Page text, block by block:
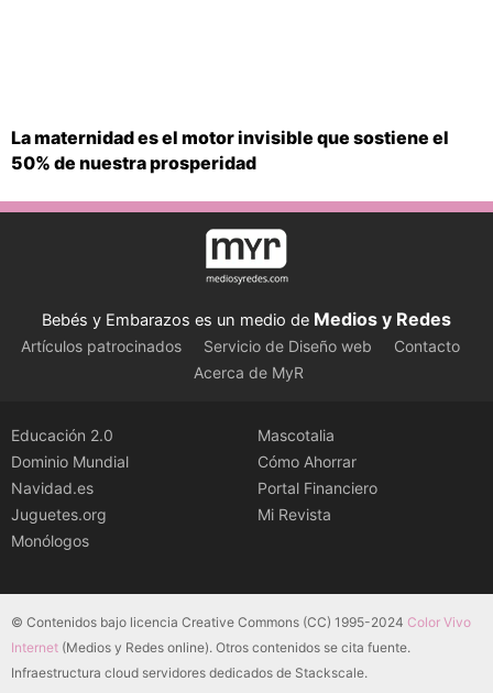
La maternidad es el motor invisible que sostiene el
50% de nuestra prosperidad
Bebés y Embarazos es un medio de Medios y Redes
Artículos patrocinados Servicio de Diseño web
Contacto
Acerca de MyR
Educación 2.0
Dominio Mundial
Navidad.es
Juguetes.org
Monólogos
Mascotalia
Cómo Ahorrar
Portal Financiero
Mi Revista
© Contenidos bajo licencia Creative Commons (CC) 1995-2024 Color Vivo
Internet (Medios y Redes online). Otros contenidos se cita fuente.
Infraestructura cloud servidores dedicados de Stackscale.